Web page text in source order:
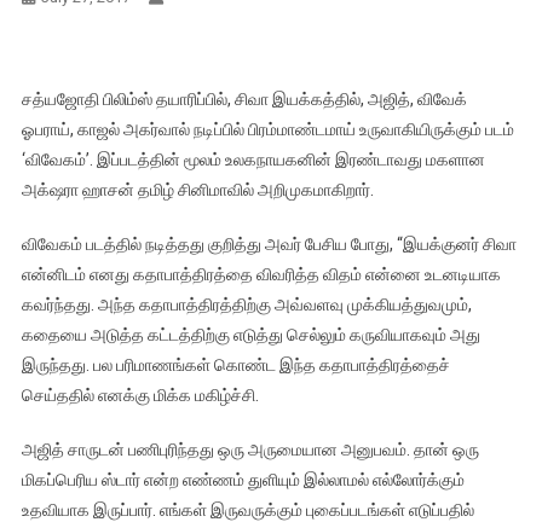
சத்யஜோதி பிலிம்ஸ் தயாரிப்பில், சிவா இயக்கத்தில், அஜித், விவேக்
ஓபராய், காஜல் அகர்வால் நடிப்பில் பிரம்மாண்டமாய் உருவாகியிருக்கும் படம்
‘விவேகம்’. இப்படத்தின் மூலம் உலகநாயகனின் இரண்டாவது மகளான
அக்‌ஷரா ஹாசன் தமிழ் சினிமாவில் அறிமுகமாகிறார்.
விவேகம் படத்தில் நடித்தது குறித்து அவர் பேசிய போது, “இயக்குனர் சிவா
என்னிடம் எனது கதாபாத்திரத்தை விவரித்த விதம் என்னை உடனடியாக
கவர்ந்தது. அந்த கதாபாத்திரத்திற்கு அவ்வளவு முக்கியத்துவமும்,
கதையை அடுத்த கட்டத்திற்கு எடுத்து செல்லும் கருவியாகவும் அது
இருந்தது. பல பரிமாணங்கள் கொண்ட இந்த கதாபாத்திரத்தைச்
செய்ததில் எனக்கு மிக்க மகிழ்ச்சி.
அஜித் சாருடன் பணிபுரிந்தது ஒரு அருமையான அனுபவம். தான் ஒரு
மிகப்பெரிய ஸ்டார் என்ற எண்ணம் துளியும் இல்லாமல் எல்லோர்க்கும்
உதவியாக இருப்பார். எங்கள் இருவருக்கும் புகைப்படங்கள் எடுப்பதில்